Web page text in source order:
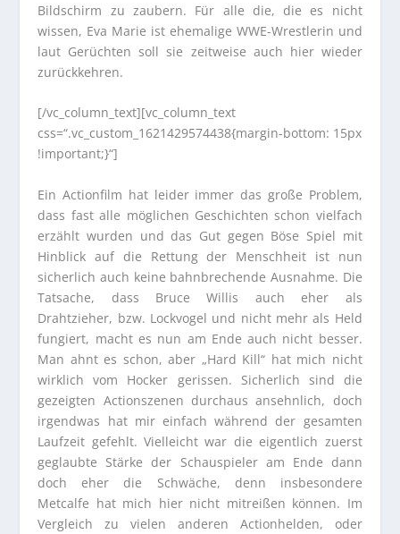
Bildschirm zu zaubern. Für alle die, die es nicht
wissen, Eva Marie ist ehemalige WWE-Wrestlerin und
laut Gerüchten soll sie zeitweise auch hier wieder
zurückkehren.
[/vc_column_text][vc_column_text
css=“.vc_custom_1621429574438{margin-bottom: 15px
!important;}“]
Ein Actionfilm hat leider immer das große Problem,
dass fast alle möglichen Geschichten schon vielfach
erzählt wurden und das Gut gegen Böse Spiel mit
Hinblick auf die Rettung der Menschheit ist nun
sicherlich auch keine bahnbrechende Ausnahme. Die
Tatsache, dass Bruce Willis auch eher als
Drahtzieher, bzw. Lockvogel und nicht mehr als Held
fungiert, macht es nun am Ende auch nicht besser.
Man ahnt es schon, aber „Hard Kill“ hat mich nicht
wirklich vom Hocker gerissen. Sicherlich sind die
gezeigten Actionszenen durchaus ansehnlich, doch
irgendwas hat mir einfach während der gesamten
Laufzeit gefehlt. Vielleicht war die eigentlich zuerst
geglaubte Stärke der Schauspieler am Ende dann
doch eher die Schwäche, denn insbesondere
Metcalfe hat mich hier nicht mitreißen können. Im
Vergleich zu vielen anderen Actionhelden, oder